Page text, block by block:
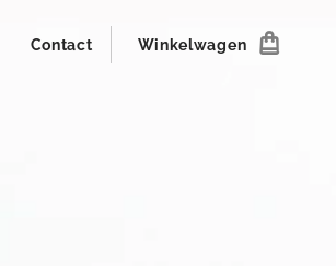
Contact Winkelwagen